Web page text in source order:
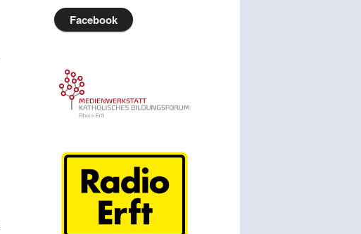
Facebook